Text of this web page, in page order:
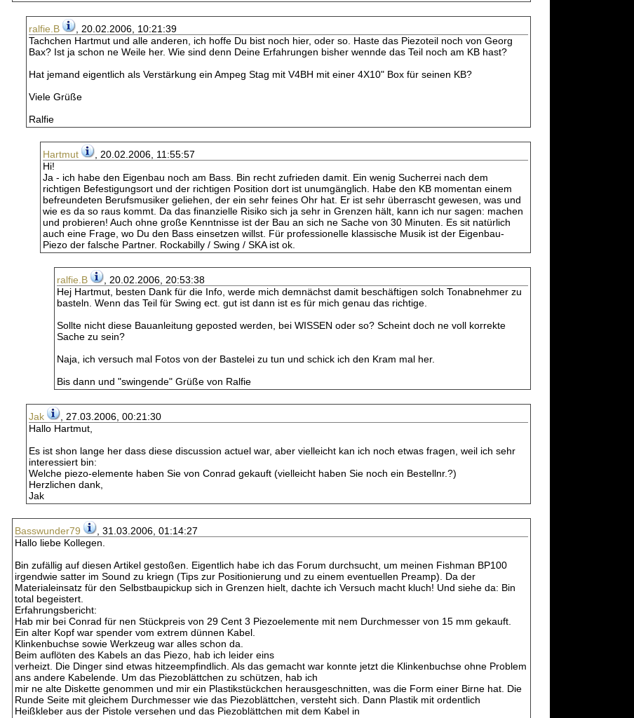
ralfie.B
, 20.02.2006, 10:21:39
Tachchen Hartmut und alle anderen, ich hoffe Du bist noch hier, oder so. Haste das Piezoteil noch von Georg
Bax? Ist ja schon ne Weile her. Wie sind denn Deine Erfahrungen bisher wennde das Teil noch am KB hast?
Hat jemand eigentlich als Verstärkung ein Ampeg Stag mit V4BH mit einer 4X10" Box für seinen KB?
Viele Grüße
Ralfie
Hartmut
, 20.02.2006, 11:55:57
Hi!
Ja - ich habe den Eigenbau noch am Bass. Bin recht zufrieden damit. Ein wenig Sucherrei nach dem
richtigen Befestigungsort und der richtigen Position dort ist unumgänglich. Habe den KB momentan einem
befreundeten Berufsmusiker geliehen, der ein sehr feines Ohr hat. Er ist sehr überrascht gewesen, was und
wie es da so raus kommt. Da das finanzielle Risiko sich ja sehr in Grenzen hält, kann ich nur sagen: machen
und probieren! Auch ohne große Kenntnisse ist der Bau an sich ne Sache von 30 Minuten. Es sit natürlich
auch eine Frage, wo Du den Bass einsetzen willst. Für professionelle klassische Musik ist der Eigenbau-
Piezo der falsche Partner. Rockabilly / Swing / SKA ist ok.
ralfie.B
, 20.02.2006, 20:53:38
Hej Hartmut, besten Dank für die Info, werde mich demnächst damit beschäftigen solch Tonabnehmer zu
basteln. Wenn das Teil für Swing ect. gut ist dann ist es für mich genau das richtige.
Sollte nicht diese Bauanleitung geposted werden, bei WISSEN oder so? Scheint doch ne voll korrekte
Sache zu sein?
Naja, ich versuch mal Fotos von der Bastelei zu tun und schick ich den Kram mal her.
Bis dann und "swingende" Grüße von Ralfie
Jak
, 27.03.2006, 00:21:30
Hallo Hartmut,
Es ist shon lange her dass diese discussion actuel war, aber vielleicht kan ich noch etwas fragen, weil ich sehr
interessiert bin:
Welche piezo-elemente haben Sie von Conrad gekauft (vielleicht haben Sie noch ein Bestellnr.?)
Herzlichen dank,
Jak
Basswunder79
, 31.03.2006, 01:14:27
Hallo liebe Kollegen.
Bin zufällig auf diesen Artikel gestoßen. Eigentlich habe ich das Forum durchsucht, um meinen Fishman BP100
irgendwie satter im Sound zu kriegn (Tips zur Positionierung und zu einem eventuellen Preamp). Da der
Materialeinsatz für den Selbstbaupickup sich in Grenzen hielt, dachte ich Versuch macht kluch! Und siehe da: Bin
total begeistert.
Erfahrungsbericht:
Hab mir bei Conrad für nen Stückpreis von 29 Cent 3 Piezoelemente mit nem Durchmesser von 15 mm gekauft.
Ein alter Kopf war spender vom extrem dünnen Kabel.
Klinkenbuchse sowie Werkzeug war alles schon da.
Beim auflöten des Kabels an das Piezo, hab ich leider eins
verheizt. Die Dinger sind etwas hitzeempfindlich. Als das gemacht war konnte jetzt die Klinkenbuchse ohne Problem
ans andere Kabelende. Um das Piezoblättchen zu schützen, hab ich
mir ne alte Diskette genommen und mir ein Plastikstückchen herausgeschnitten, was die Form einer Birne hat. Die
Runde Seite mit gleichem Durchmesser wie das Piezoblättchen, versteht sich. Dann Plastik mit ordentlich
Heißkleber aus der Pistole versehen und das Piezoblättchen mit dem Kabel in